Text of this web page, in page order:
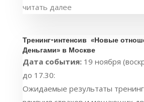
читать далее
Тренинг-интенсив «Новые
Деньгами» в Москве
Дата события: 19 ноября
до 17.30:
Ожидаемые результаты